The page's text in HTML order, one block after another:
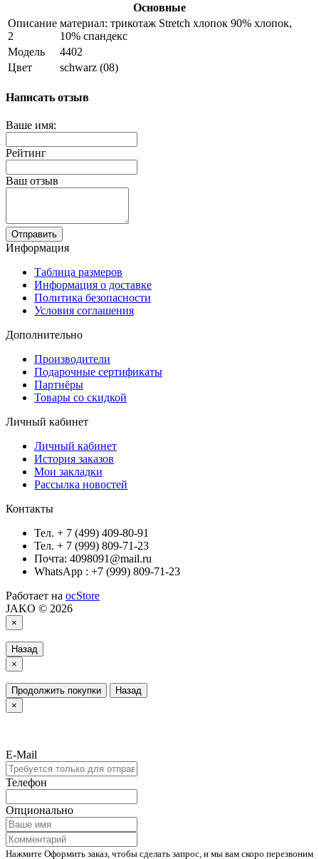
Основные
Описание
2
материал: трикотаж Stretch хлопок 90% хлопок,
10% спандекс
Модель
4402
Цвет
schwarz (08)
Написать отзыв
Ваше имя:
Рейтинг
Ваш отзыв
Отправить
Информация
Таблица размеров
Информация о доставке
Политика безопасности
Условия соглашения
Дополнительно
Производители
Подарочные сертификаты
Партнёры
Товары со скидкой
Личный кабинет
Личный кабинет
История заказов
Мои закладки
Рассылка новостей
Контакты
Тел. + 7 (499) 409-80-91
Тел. + 7 (999) 809-71-23
Почта: 4098091@mail.ru
WhatsApp : +7 (999) 809-71-23
Работает на ocStore
JAKO © 2026
×
Назад
×
Продолжить покупки
Назад
×
E-Mail
Телефон
Опционально
Нажмите Оформить заказ, чтобы сделать запрос, и мы вам скоро перезвоним